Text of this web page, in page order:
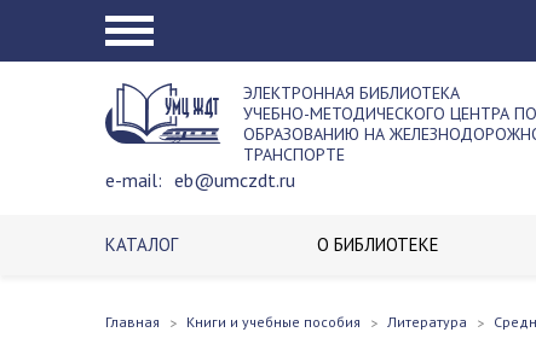
ЭЛЕКТРОННАЯ БИБЛИОТЕКА
УЧЕБНО-МЕТОДИЧЕСКОГО ЦЕНТРА ПО
ОБРАЗОВАНИЮ НА
ТРАНСПОРТЕ
e-mail: eb@umczdt.ru
КАТАЛОГ О БИБЛИОТЕКЕ
Главная Книги и учебные пособия Литература